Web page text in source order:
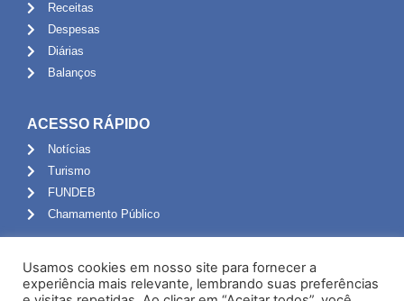
Receitas
Despesas
Diárias
Balanços
ACESSO RÁPIDO
Notícias
Turismo
FUNDEB
Chamamento Público
Portal do Servidor
Usamos cookies em nosso site para fornecer a
experiência mais relevante, lembrando suas preferências